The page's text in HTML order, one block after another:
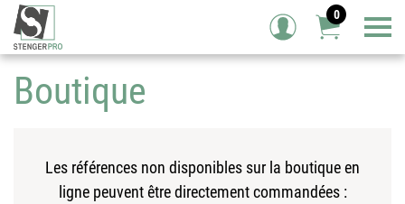
0
Boutique
Les références non disponibles sur la boutique en
ligne peuvent être directement commandées :